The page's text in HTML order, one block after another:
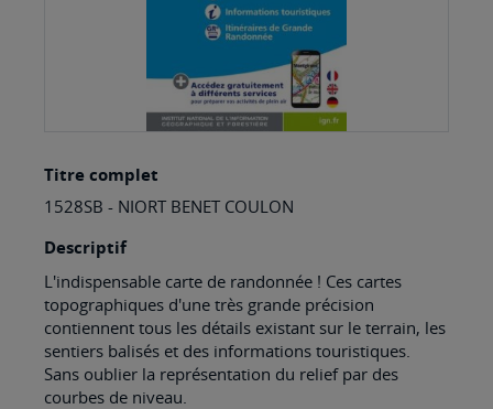
to
the
beginning
of
the
images
gallery
Titre complet
1528SB - NIORT BENET COULON
Descriptif
L'indispensable carte de randonnée ! Ces cartes
topographiques d'une très grande précision
contiennent tous les détails existant sur le terrain, les
sentiers balisés et des informations touristiques.
Sans oublier la représentation du relief par des
courbes de niveau.